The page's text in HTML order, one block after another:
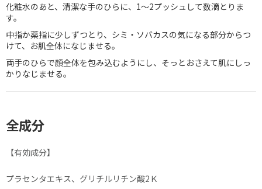
化粧水のあと、清潔な手のひらに、1～2プッシュして数滴とりま
す。
中指か薬指に少しずつとり、シミ・ソバカスの気になる部分からつ
けて、お肌全体になじませる。
両手のひらで顔全体を包み込むようにし、そっとおさえて肌にしっ
かりなじませる。
全成分
【有効成分】
プラセンタエキス、グリチルリチン酸2Ｋ